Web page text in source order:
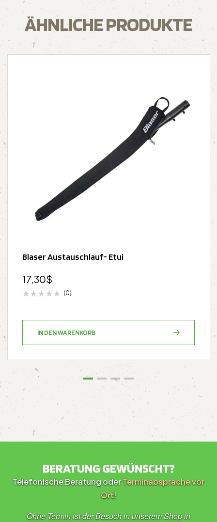
ÄHNLICHE PRODUKTE
Blaser Austauschlauf- Etui
17,30$
(0)
IN DEN WARENKORB
BERATUNG GEWÜNSCHT?
Telefonische Beratung oderTerminabsprache vor
Ort!
Ohne Termin ist der Besuch in unserem Shop in